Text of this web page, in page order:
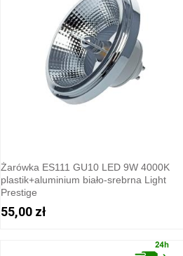
Żarówka ES111 GU10 LED 9W 4000K
plastik+aluminium biało-srebrna Light
Prestige
55,00 zł